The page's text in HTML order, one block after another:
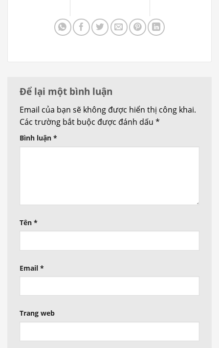
Để lại một bình luận
Email của bạn sẽ không được hiển thị công khai.
Các trường bắt buộc được đánh dấu *
Bình luận *
Tên *
Email *
Trang web